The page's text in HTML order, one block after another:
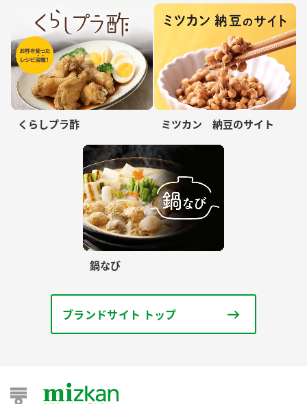
くらしプラ酢 ミツカン 納豆のサイト
鍋なび
ブランドサイト トップ